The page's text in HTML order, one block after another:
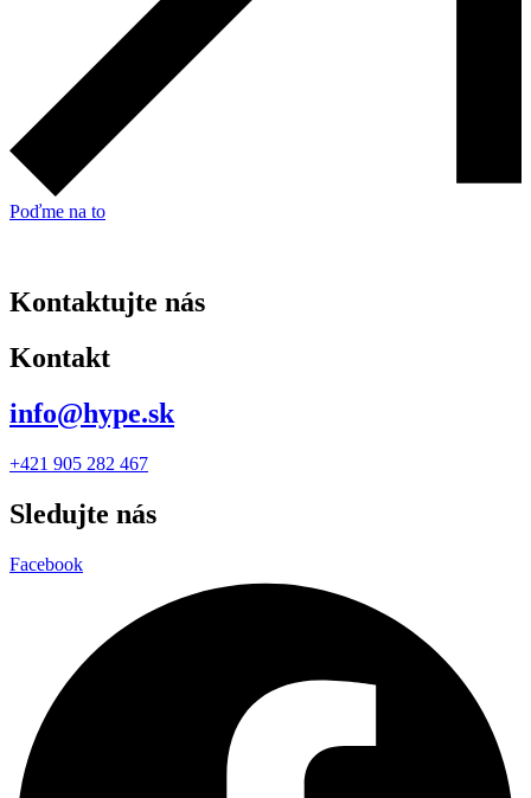
Poďme na to
Kontaktujte nás
Kontakt
info@hype.sk
+421 905 282 467
Sledujte nás
Facebook